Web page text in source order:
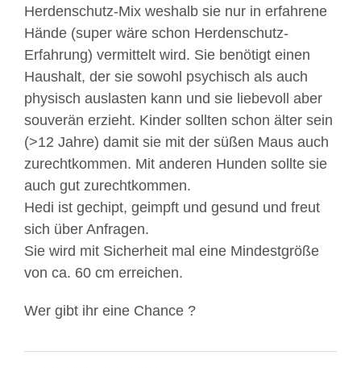
Herdenschutz-Mix weshalb sie nur in erfahrene
Hände (super wäre schon Herdenschutz-
Erfahrung) vermittelt wird. Sie benötigt einen
Haushalt, der sie sowohl psychisch als auch
physisch auslasten kann und sie liebevoll aber
souverän erzieht. Kinder sollten schon älter sein
(>12 Jahre) damit sie mit der süßen Maus auch
zurechtkommen. Mit anderen Hunden sollte sie
auch gut zurechtkommen.
Hedi ist gechipt, geimpft und gesund und freut
sich über Anfragen.
Sie wird mit Sicherheit mal eine Mindestgröße
von ca. 60 cm erreichen.
Wer gibt ihr eine Chance ?